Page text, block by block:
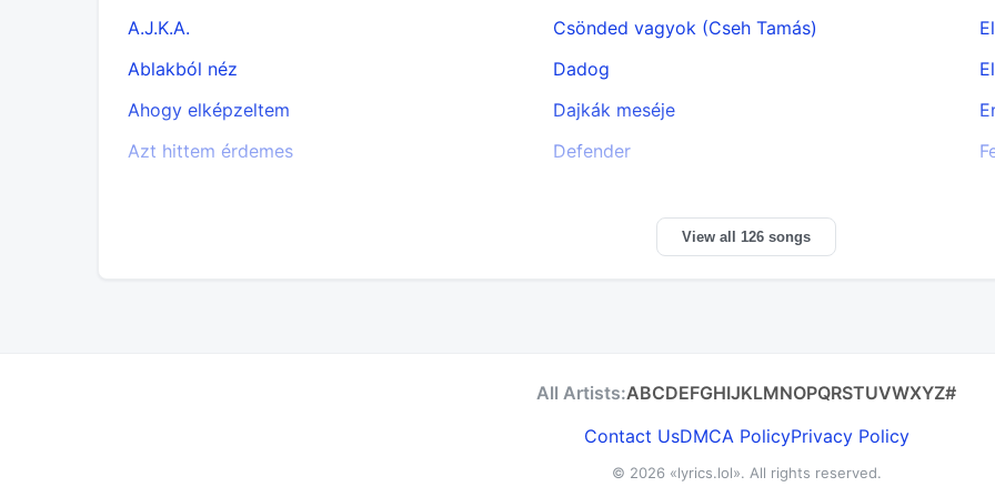
A.J.K.A.
Ablakból néz
Ahogy elképzeltem
Azt hittem érdemes
Csönded vagyok (Cseh Tamás)
Dadog
Dajkák meséje
Defender
View all 126 songs
All Artists:ABCDEFGHIJKLMNOPQRSTUVWXYZ#
Contact UsDMCA PolicyPrivacy Policy
© 2026 «lyrics.lol». All rights reserved.